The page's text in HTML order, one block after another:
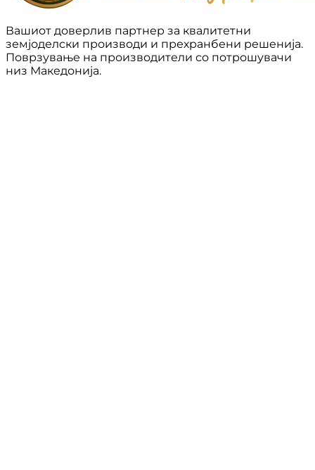
Вашиот доверлив партнер за квалитетни
земјоделски производи и прехранбени решенија.
Поврзување на производители со потрошувачи
низ Македонија.